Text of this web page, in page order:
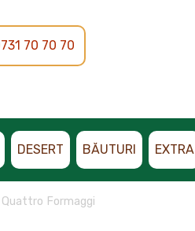
70 70 70
DESERT BĂUTURI EXTRA
Quattro Formaggi